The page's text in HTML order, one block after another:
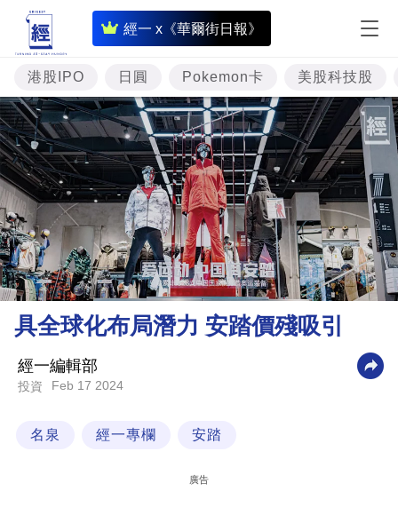
經一 x《華爾街日報》
即
時
財
經
專
題
投
資
樓
市
理
財
業
港股IPO 日圓 Pokemon卡 美股科技股
具全球化布局潛力 安踏價殘吸引
經一編輯部
投資 Feb 17 2024
名泉 經一專欄 安踏
廣告